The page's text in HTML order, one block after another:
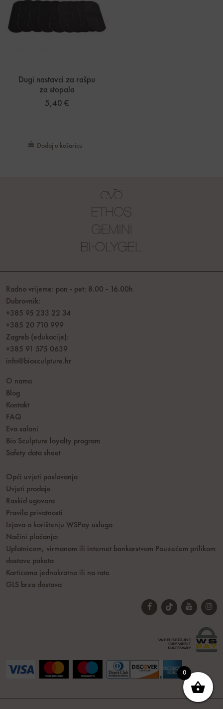
Dugi nastavci za rašpu
za stopala
5,40 €
Dodaj u košaricu
Radno vrijeme: pon - pet: 8.00 - 16.00h
Dubrovnik:
+385 95 233 22 34
+385 20 710 999
Zagreb (edukacije):
+385 91 575 0639
info@biosculpture.hr
O nama
Blog
Kontakt
FAQ
Evo saloni
Bio Sculpture loyalty program
Safety data sheet
Opći uvjeti poslovanja
Uvjeti prodaje
Raskid ugovora
Pravila privatnosti
Izjava o korištenju WSPay usluga
Načini plaćanja:
Uplatnicom, virmanom ili internet bankarstvom Pouzećem prilikom
dostave paketa
Karticama jednokratno ili na rate
GLS brza dostava
0